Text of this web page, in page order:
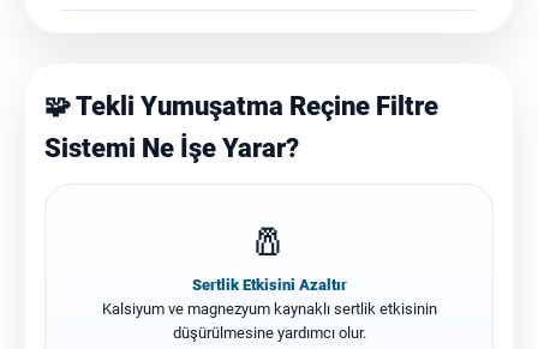
🧩 Tekli Yumuşatma Reçine Filtre
Sistemi Ne İşe Yarar?
🧂
Sertlik Etkisini Azaltır
Kalsiyum ve magnezyum kaynaklı sertlik etkisinin
düşürülmesine yardımcı olur.